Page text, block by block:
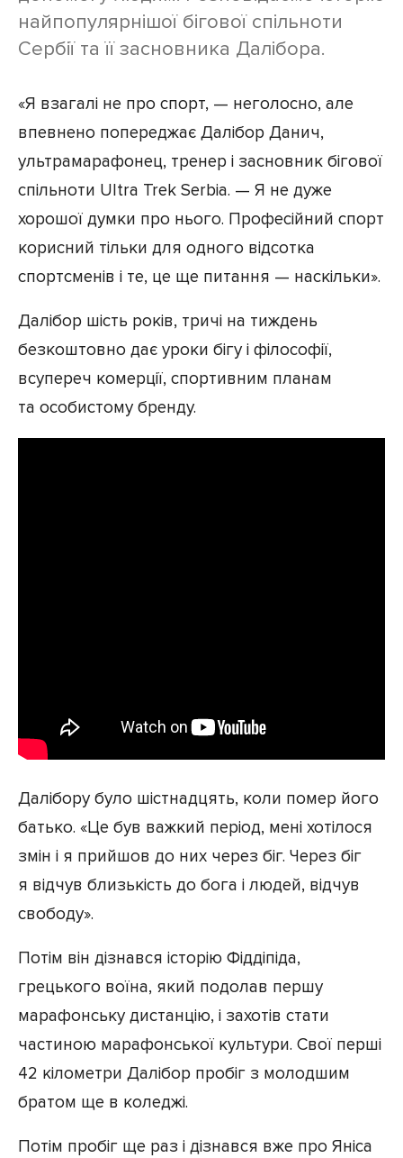
найпопулярнішої бігової спільноти
Сербії та її засновника Далібора.
«Я взагалі не про спорт, — неголосно, але
впевнено попереджає Далібор Данич,
ультрамарафонец, тренер і засновник бігової
спільноти Ultra Trek Serbia. — Я не дуже
хорошої думки про нього. Професійний спорт
корисний тільки для одного відсотка
спортсменів і те, це ще питання — наскільки».
Далібор шість років, тричі на тиждень
безкоштовно дає уроки бігу і філософії,
всупереч комерції, спортивним планам
та особистому бренду.
Далібору було шістнадцять, коли помер його
батько. «Це був важкий період, мені хотілося
змін і я прийшов до них через біг. Через біг
я відчув близькість до бога і людей, відчув
свободу».
Потім він дізнався історію Фіддіпіда,
грецького воїна, який подолав першу
марафонську дистанцію, і захотів стати
частиною марафонської культури. Свої перші
42 кілометри Далібор пробіг з молодшим
братом ще в коледжі.
Потім пробіг ще раз і дізнався вже про Яніса